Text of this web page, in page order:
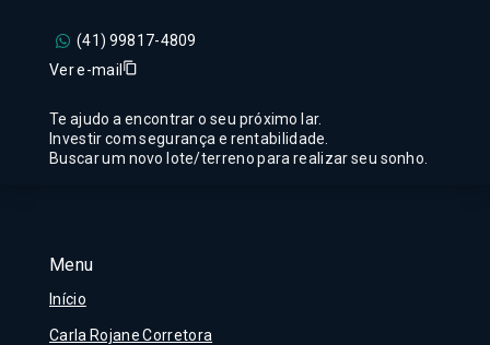
Menu
Início
Carla Rojane Corretora
(41) 99817-4809
Ver e-mail
Te ajudo a encontrar o seu próximo lar.
Investir com segurança e rentabilidade.
Buscar um novo lote/terreno para realizar seu sonho.